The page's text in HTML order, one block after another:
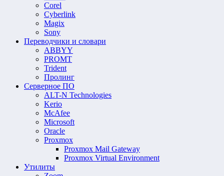
Corel
Cyberlink
Magix
Sony
Переводчики и словари
ABBYY
PROMT
Trident
Пролинг
Серверное ПО
ALT-N Technologies
Kerio
McAfee
Microsoft
Oracle
Proxmox
Proxmox Mail Gateway
Proxmox Virtual Environment
Утилиты